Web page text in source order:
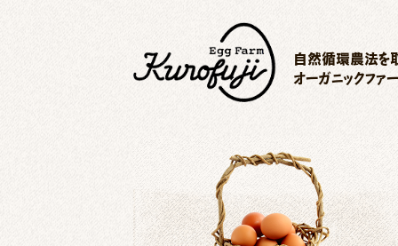
自然循環農法を
オーガニックファ